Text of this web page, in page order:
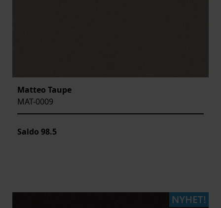
Matteo Taupe
MAT-0009
Saldo 98.5